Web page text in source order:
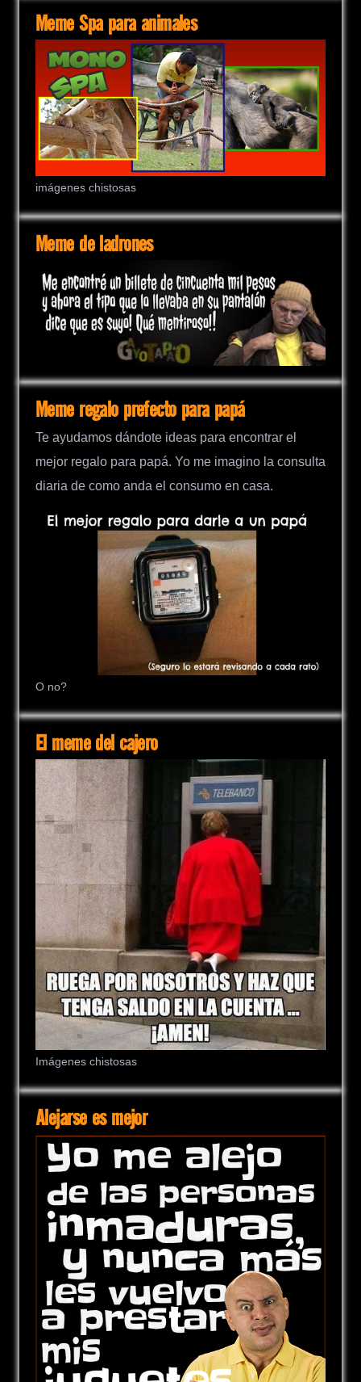
Meme Spa para animales
imágenes chistosas
Meme de ladrones
Meme regalo prefecto para papá
Te ayudamos dándote ideas para encontrar el
mejor regalo para papá. Yo me imagino la consulta
diaria de como anda el consumo en casa.
O no?
El meme del cajero
Imágenes chistosas
Alejarse es mejor